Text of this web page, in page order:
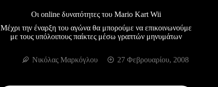
Οι online δυνατότητες του Mario Kart Wii
Μέχρι την έναρξη του αγώνα θα μπορούμε να επικοινωνούμε
με τους υπόλοιπους παίκτες μέσω γραπτών μηνυμάτων
Νικόλας Μαρκόγλου 27 Φεβρουαρίου, 2008